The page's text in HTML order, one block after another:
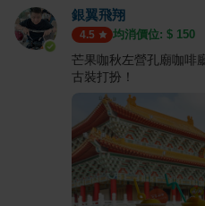
銀翼飛翔
4.5 均消價位: $ 150
芒果咖秋左營孔廟咖啡
古裝打扮！